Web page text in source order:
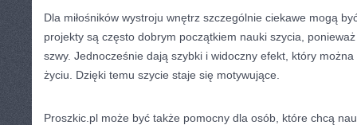
Dla miłośników wystroju wnętrz szczególnie ciekawe mogą
projekty są często dobrym początkiem nauki szycia,
szwy. Jednocześnie dają szybki i widoczny efekt, który
życiu. Dzięki temu szycie staje się motywujące.
Proszkic.pl może być także pomocny dla osób, które chcą